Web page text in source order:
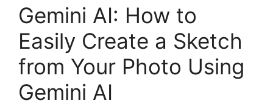
Gemini AI: How to
Easily Create a Sketch
from Your Photo Using
Gemini AI